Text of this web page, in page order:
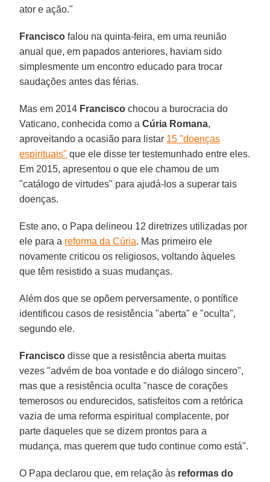
ator e ação."
Francisco falou na quinta-feira, em uma reunião
anual que, em papados anteriores, haviam sido
simplesmente um encontro educado para trocar
saudações antes das férias.
Mas em 2014 Francisco chocou a burocracia do
Vaticano, conhecida como aCúria Romana,
aproveitando a ocasião para listar 15 "doenças
espirituais" que ele disse ter testemunhado entre eles.
Em 2015, apresentou o que ele chamou de um
"catálogo de virtudes" para ajudá-los a superar tais
doenças.
Este ano, o Papa delineou 12 diretrizes utilizadas por
ele para a reforma da Cúria. Mas primeiro ele
novamente criticou os religiosos, voltando àqueles
que têm resistido a suas mudanças.
Além dos que se opõem perversamente, o pontífice
identificou casos de resistência "aberta" e "oculta",
segundo ele.
Francisco disse que a resistência aberta muitas
vezes "advém de boa vontade e do diálogo sincero",
mas que a resistência oculta "nasce de corações
temerosos ou endurecidos, satisfeitos com a retórica
vazia de uma reforma espiritual complacente, por
parte daqueles que se dizem prontos para a
mudança, mas querem que tudo continue como está".
O Papa declarou que, em relação às reformas do